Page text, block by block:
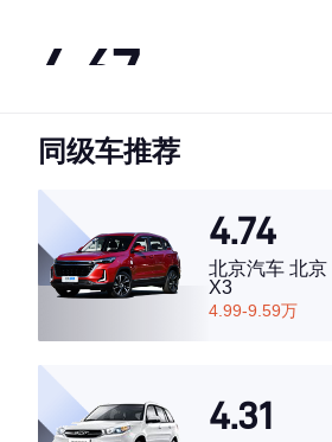
4.67
·外观表现一般，低于52%同级车
·空间表现较为优秀，优于63%同级车
同级车推荐
4.74
北京汽车 北京
X3
4.99-9.59万
4.31